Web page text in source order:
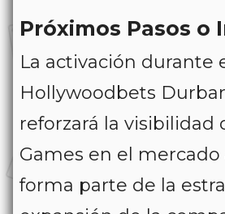
Próximos Pasos o
La activación durante
Hollywoodbets
reforzará la visibilidad
Games en el mercado
forma parte de la